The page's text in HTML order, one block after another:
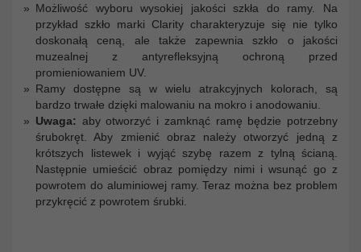
Możliwość wyboru wysokiej jakości szkła do ramy. Na
przykład szkło marki Clarity charakteryzuje się nie tylko
doskonałą ceną, ale także zapewnia szkło o jakości
muzealnej z antyrefleksyjną ochroną przed
promieniowaniem UV.
Ramy dostępne są w wielu atrakcyjnych kolorach, są
bardzo trwałe dzięki malowaniu na mokro i anodowaniu.
Uwaga: aby otworzyć i zamknąć ramę będzie potrzebny
śrubokręt. Aby zmienić obraz należy otworzyć jedną z
krótszych listewek i wyjąć szybę razem z tylną ścianą.
Następnie umieścić obraz pomiędzy nimi i wsunąć go z
powrotem do aluminiowej ramy. Teraz można bez problem
przykręcić z powrotem śrubki.